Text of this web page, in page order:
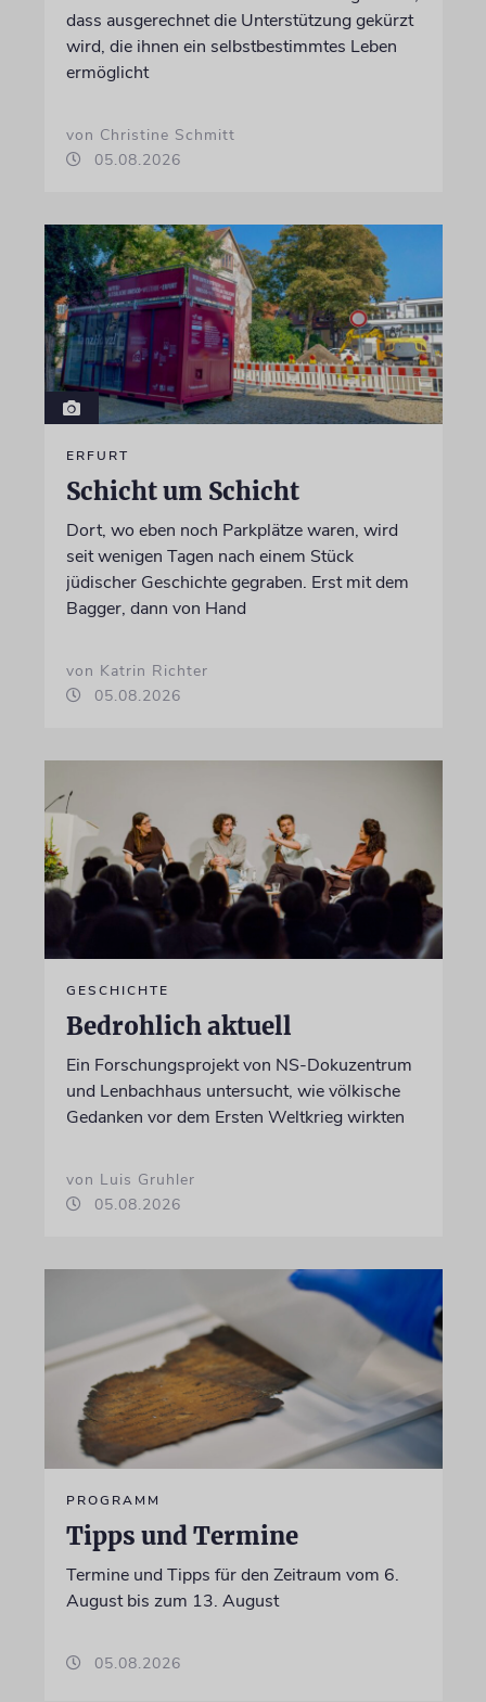
dass ausgerechnet die Unterstützung gekürzt
wird, die ihnen ein selbstbestimmtes Leben
ermöglicht
von Christine Schmitt
05.08.2026
ERFURT
Schicht um Schicht
Dort, wo eben noch Parkplätze waren, wird
seit wenigen Tagen nach einem Stück
jüdischer Geschichte gegraben. Erst mit dem
Bagger, dann von Hand
von Katrin Richter
05.08.2026
GESCHICHTE
Bedrohlich aktuell
Ein Forschungsprojekt von NS-Dokuzentrum
und Lenbachhaus untersucht, wie völkische
Gedanken vor dem Ersten Weltkrieg wirkten
von Luis Gruhler
05.08.2026
PROGRAMM
Tipps und Termine
Termine und Tipps für den Zeitraum vom 6.
August bis zum 13. August
05.08.2026